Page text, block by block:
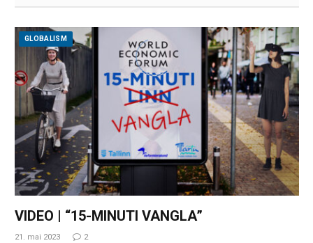
GLOBALISM
VIDEO | “15-MINUTI VANGLA”
21. mai 2023 2